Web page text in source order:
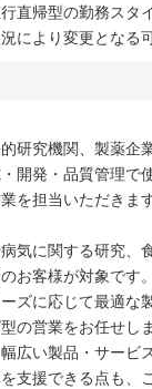
直帰型の勤務スタ
により変更となる
研究機関、製薬企
開発・品質管理で
を担当いただきます
気に関する研究、
お客様が対象です
ズに応じて最適な
の営業をお任せしま
広い製品・サービ
支援できる点も、